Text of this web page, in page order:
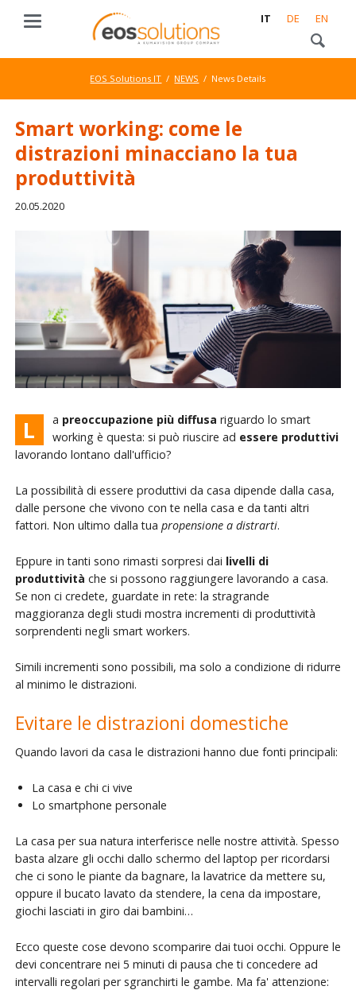
IT DE EN
EOS Solutions IT NEWS News Details
Smart working: come le
distrazioni minacciano la tua
produttività
20.05.2020
L a preoccupazione più diffusa riguardo lo smart
working è questa: si può riuscire ad essere produttivi
lavorando lontano dall'ufficio?
La possibilità di essere produttivi da casa dipende dalla casa,
dalle persone che vivono con te nella casa e da tanti altri
fattori. Non ultimo dalla tua propensione a distrarti.
Eppure in tanti sono rimasti sorpresi dai livelli di
produttività che si possono raggiungere lavorando a casa.
Se non ci credete, guardate in rete: la stragrande
maggioranza degli studi mostra incrementi di produttività
sorprendenti negli smart workers.
Simili incrementi sono possibili, ma solo a condizione di ridurre
al minimo le distrazioni.
Evitare le distrazioni domestiche
Quando lavori da casa le distrazioni hanno due fonti principali:
La casa e chi ci vive
Lo smartphone personale
La casa per sua natura interferisce nelle nostre attività. Spesso
basta alzare gli occhi dallo schermo del laptop per ricordarsi
che ci sono le piante da bagnare, la lavatrice da mettere su,
oppure il bucato lavato da stendere, la cena da impostare,
giochi lasciati in giro dai bambini…
Ecco queste cose devono scomparire dai tuoi occhi. Oppure le
devi concentrare nei 5 minuti di pausa che ti concedere ad
intervalli regolari per sgranchirti le gambe. Ma fa' attenzione: